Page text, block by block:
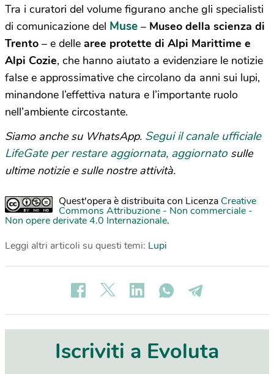
Tra i curatori del volume figurano anche gli specialisti
di comunicazione del Muse – Museo della scienza di
Trento – e delle aree protette di Alpi Marittime e
Alpi Cozie, che hanno aiutato a evidenziare le notizie
false e approssimative che circolano da anni sui lupi,
minandone l’effettiva natura e l’importante ruolo
nell’ambiente circostante.
Siamo anche su WhatsApp. Segui il canale ufficiale
LifeGate per restare aggiornata, aggiornato sulle
ultime notizie e sulle nostre attività.
Quest'opera è distribuita con Licenza Creative
Commons Attribuzione - Non commerciale -
Non opere derivate 4.0 Internazionale.
Leggi altri articoli su questi temi: Lupi
Iscriviti a Evoluta